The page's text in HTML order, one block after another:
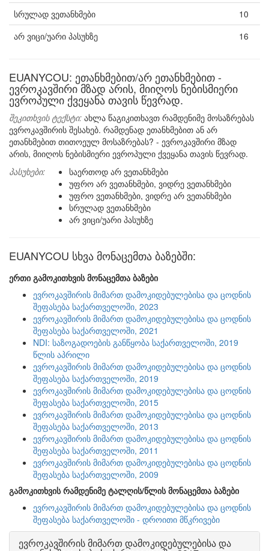
სრულად ვეთანხმები
10
არ ვიცი/უარი პასუხზე
16
EUANYCOU: ეთანხმებით/არ ეთანხმებით -
ევროკავშირი მზად არის, მიიღოს ნებისმიერი
ევროპული ქვეყანა თავის წევრად.
შეკითხვის ტექსტი: ახლა წაგიკითხავთ რამდენიმე მოსაზრებას
ევროკავშირის შესახებ. რამდენად ეთანხმებით ან არ
ეთანხმებით თითოეულ მოსაზრებას? - ევროკავშირი მზად
არის, მიიღოს ნებისმიერი ევროპული ქვეყანა თავის წევრად.
პასუხები:
საერთოდ არ ვეთანხმები
უფრო არ ვეთანხმები, ვიდრე ვეთანხმები
უფრო ვეთანხმები, ვიდრე არ ვეთანხმები
სრულად ვეთანხმები
არ ვიცი/უარი პასუხზე
EUANYCOU სხვა მონაცემთა ბაზებში:
ერთი გამოკითხვის მონაცემთა ბაზები
ევროკავშირის მიმართ დამოკიდებულებისა და ცოდნის
შეფასება საქართველოში, 2023
ევროკავშირის მიმართ დამოკიდებულებისა და ცოდნის
შეფასება საქართველოში, 2021
NDI: საზოგადოების განწყობა საქართველოში, 2019
წლის აპრილი
ევროკავშირის მიმართ დამოკიდებულებისა და ცოდნის
შეფასება საქართველოში, 2019
ევროკავშირის მიმართ დამოკიდებულებისა და ცოდნის
შეფასება საქართველოში, 2015
ევროკავშირის მიმართ დამოკიდებულებისა და ცოდნის
შეფასება საქართველოში, 2013
ევროკავშირის მიმართ დამოკიდებულებისა და ცოდნის
შეფასება საქართველოში, 2011
ევროკავშირის მიმართ დამოკიდებულებისა და ცოდნის
შეფასება საქართველოში, 2009
გამოკითხვის რამდენიმე ტალღის/წლის მონაცემთა ბაზები
ევროკავშირის მიმართ დამოკიდებულებისა და ცოდნის
შეფასება საქართველოში - დროითი მწკრივები
ევროკავშირის მიმართ დამოკიდებულებისა და